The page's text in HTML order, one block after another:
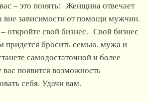
– это понять: Женщина отвечает
вне зависимости от помощи мужчин.
откройте свой бизнес. Свой бизнес
придется бросить семью, мужа и
самодостаточной и более
появится возможность
себя. Удачи вам.